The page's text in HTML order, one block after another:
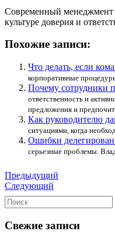
Современный менеджмент
культуре доверия и
Похожие записи:
Что делать, если
корпоративные
Почему сотрудники
ответственность и
предложения и
Как руководителю
ситуациями, когда
Ошибки
серьезные проблемы.
Предыдущий
Следующий
Свежие записи